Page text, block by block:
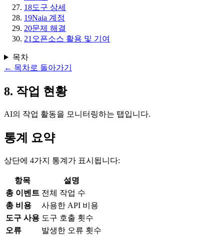
18도구 상세
19Naia 계정
20문제 해결
21 오픈소스 활용 및 기여
목차
← 목차로 돌아가기
8. 작업 현황
AI의 작업 활동을 모니터링하는 탭입니다.
통계 요약
상단에 4가지 통계가 표시됩니다:
항목
설명
총 이벤트 전체 작업 수
총 비용
사용한 API 비용
도구 사용 도구 호출 횟수
오류
발생한 오류 횟수